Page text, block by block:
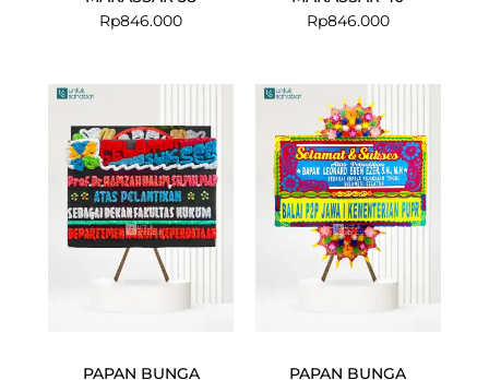
Rp846.000
Rp846.000
PAPAN BUNGA
PAPAN BUNGA